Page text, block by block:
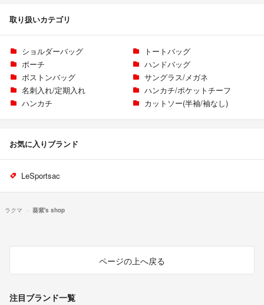
取り扱いカテゴリ
ショルダーバッグ
トートバッグ
ポーチ
ハンドバッグ
ボストンバッグ
サングラス/メガネ
名刺入れ/定期入れ
ハンカチ/ポケットチーフ
ハンカチ
カットソー(半袖/袖なし)
お気に入りブランド
LeSportsac
ラクマ 葵紫's shop
ページの上へ戻る
注目ブランド一覧